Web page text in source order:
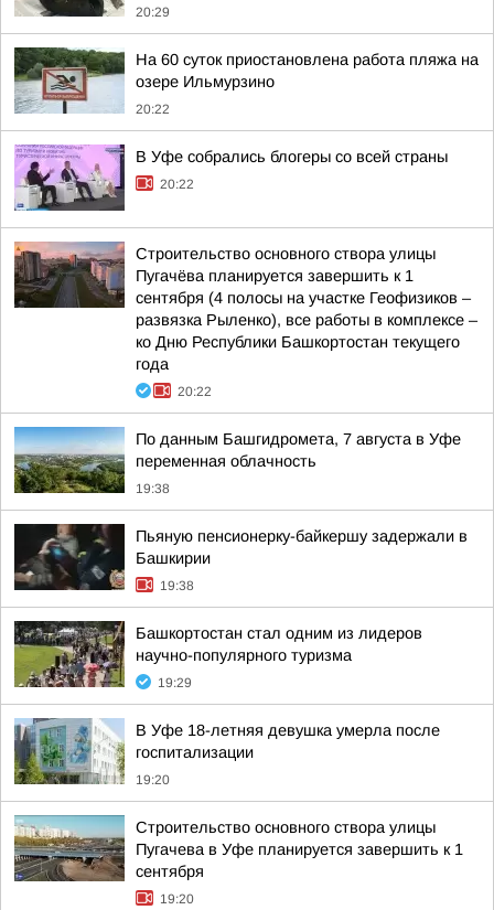
20:29
На 60 суток приостановлена работа пляжа на
озере Ильмурзино
20:22
В Уфе собрались блогеры со всей страны
20:22
Строительство основного створа улицы
Пугачёва планируется завершить к 1
сентября (4 полосы на участке Геофизиков –
развязка Рыленко), все работы в комплексе –
ко Дню Республики Башкортостан текущего
года
20:22
По данным Башгидромета, 7 августа в Уфе
переменная облачность
19:38
Пьяную пенсионерку-байкершу задержали в
Башкирии
19:38
Башкортостан стал одним из лидеров
научно-популярного туризма
19:29
В Уфе 18-летняя девушка умерла после
госпитализации
19:20
Строительство основного створа улицы
Пугачева в Уфе планируется завершить к 1
сентября
19:20